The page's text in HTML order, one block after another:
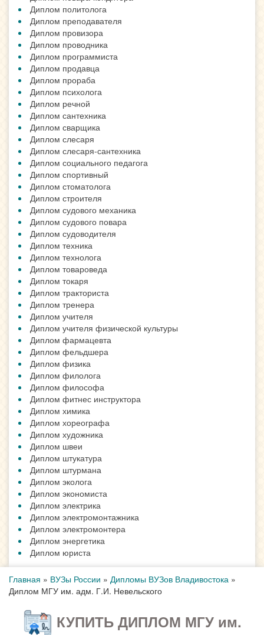
Диплом политолога
Диплом преподавателя
Диплом провизора
Диплом проводника
Диплом программиста
Диплом продавца
Диплом прораба
Диплом психолога
Диплом речной
Диплом сантехника
Диплом сварщика
Диплом слесаря
Диплом слесаря-сантехника
Диплом социального педагога
Диплом спортивный
Диплом стоматолога
Диплом строителя
Диплом судового механика
Диплом судового повара
Диплом судоводителя
Диплом техника
Диплом технолога
Диплом товароведа
Диплом токаря
Диплом тракториста
Диплом тренера
Диплом учителя
Диплом учителя физической культуры
Диплом фармацевта
Диплом фельдшера
Диплом физика
Диплом филолога
Диплом философа
Диплом фитнес инструктора
Диплом химика
Диплом хореографа
Диплом художника
Диплом швеи
Диплом штукатура
Диплом штурмана
Диплом эколога
Диплом экономиста
Диплом электрика
Диплом электромонтажника
Диплом электромонтера
Диплом энергетика
Диплом юриста
Главная » ВУЗы России » Дипломы ВУЗов Владивостока »
Диплом МГУ им. адм. Г.И. Невельского
КУПИТЬ ДИПЛОМ МГУ им.